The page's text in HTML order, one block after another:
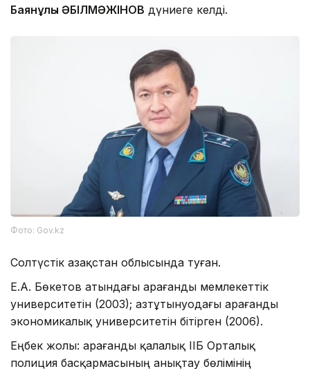
Баянұлы ӘБІЛМӘЖІНОВ дүниеге келді.
Фото: Gov.kz
Солтүстік Қазақстан облысында туған.
Е.А. Бөкетов атындағы Қарағанды ​​мемлекеттік
университетін (2003); Қазтұтынуодағы Қарағанды ​​
экономикалық университетін бітірген (2006).
Еңбек жолы: Қарағанды ​​қалалық ІІБ Орталық
полиция басқармасының анықтау бөлімінің